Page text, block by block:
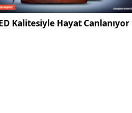
Kalitesiyle Hayat Canlanıyor